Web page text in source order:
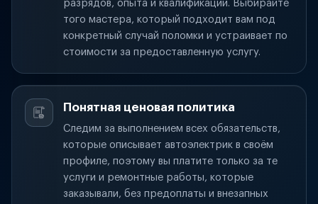
разрядов, опыта и квалификации. Выбирайте
того мастера, который подходит вам под
конкретный случай поломки и устраивает по
стоимости за предоставленную услугу.
Понятная ценовая политика
Следим за выполнением всех обязательств,
которые описывает автоэлектрик в своём
профиле, поэтому вы платите только за те
услуги и ремонтные работы, которые
заказывали, без предоплаты и внезапных